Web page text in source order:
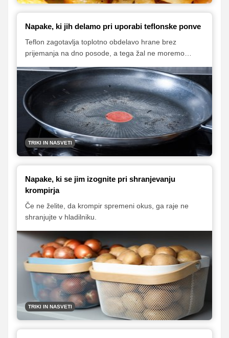
Napake, ki jih delamo pri uporabi teflonske ponve
Teflon zagotavlja toplotno obdelavo hrane brez
prijemanja na dno posode, a tega žal ne moremo
uporabo. Delate tudi vi katero izmed pogostih napak?
TRIKI IN NASVETI
Napake, ki se jim izognite pri shranjevanju
krompirja
Če ne želite, da krompir spremeni okus, ga raje ne
shranjujte v hladilniku.
TRIKI IN NASVETI